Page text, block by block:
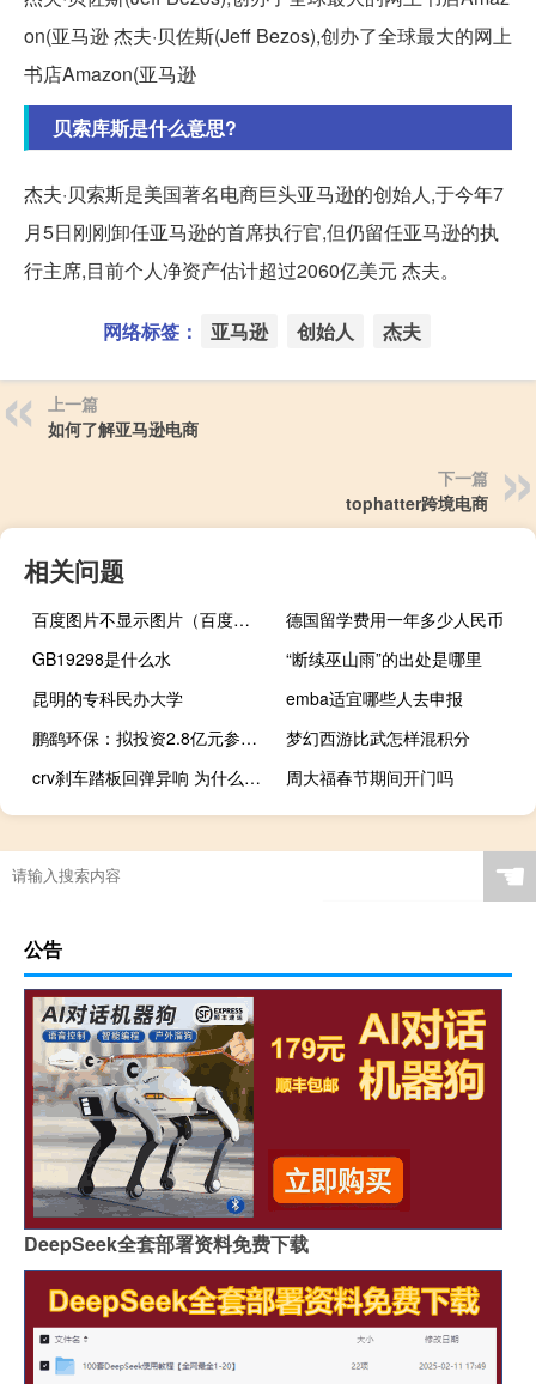
on(亚马逊 杰夫·贝佐斯(Jeff Bezos),创办了全球最大的网上
书店Amazon(亚马逊
贝索库斯是什么意思?
杰夫·贝索斯是美国著名电商巨头亚马逊的创始人,于今年7
月5日刚刚卸任亚马逊的首席执行官,但仍留任亚马逊的执
行主席,目前个人净资产估计超过2060亿美元 杰夫。
网络标签： 亚马逊 创始人 杰夫
上一篇
如何了解亚马逊电商
下一篇
tophatter跨境电商
相关问题
百度图片不显示图片（百度图片不显示）
德国留学费用一年多少人民币
GB19298是什么水
“断续巫山雨”的出处是哪里
昆明的专科民办大学
emba适宜哪些人去申报
鹏鹞环保：拟投资2.8亿元参设私募股权投资基金
梦幻西游比武怎样混积分
crv刹车踏板回弹异响 为什么crv刹车异响
周大福春节期间开门吗
☚
公告
DeepSeek全套部署资料免费下载